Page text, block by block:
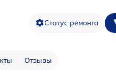
Статус ремонта
Отзывы